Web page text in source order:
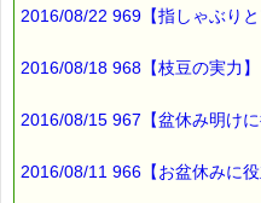
★ただいま募集中です（５
★Facebookにも講座情報があ
→https://www.facebook.com/
━━━━☆
2016/08/22 969【指しゃぶりと
2016/08/18 968【枝豆の実力】
2016/08/15 967【盆休み明け
2016/08/11 966【お盆休みに